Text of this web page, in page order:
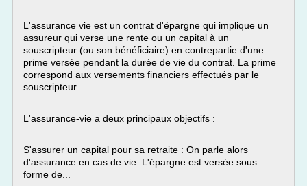
L'assurance vie est un contrat d'épargne qui implique un
assureur qui verse une rente ou un capital à un
souscripteur (ou son bénéficiaire) en contrepartie d'une
prime versée pendant la durée de vie du contrat. La prime
correspond aux versements financiers effectués par le
souscripteur.
L'assurance-vie a deux principaux objectifs :
S'assurer un capital pour sa retraite : On parle alors
d'assurance en cas de vie. L'épargne est versée sous
forme de...